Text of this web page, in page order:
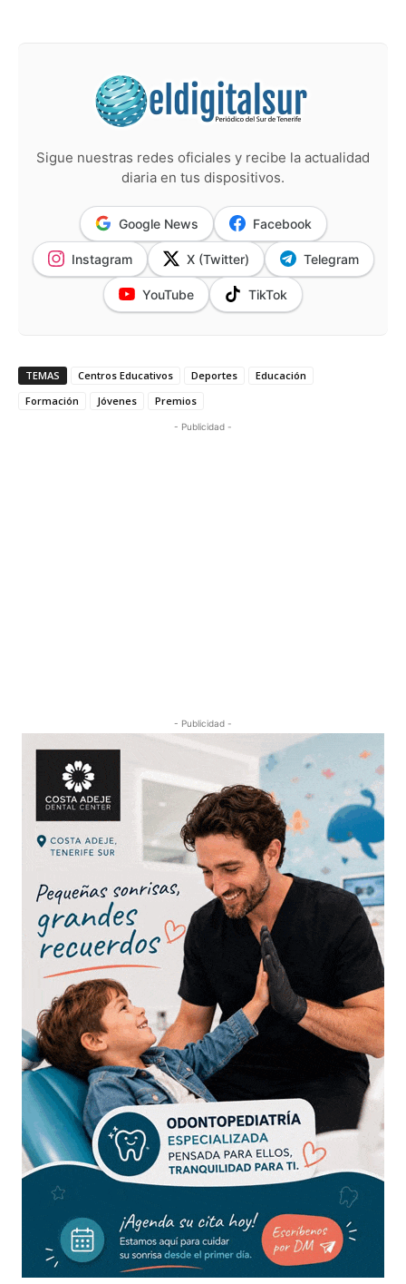
Sigue nuestras redes oficiales y recibe la actualidad
diaria en tus dispositivos.
Google News Facebook
Instagram X (Twitter) Telegram
YouTube TikTok
TEMAS Centros Educativos Deportes
Educación
Formación
Jóvenes Premios
- Publicidad -
- Publicidad -